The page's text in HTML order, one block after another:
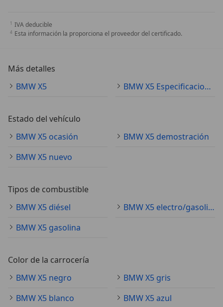
IVA deducible
Esta información la proporciona el proveedor del certificado.
Más detalles
BMW X5
BMW X5 Especificaciones técnicas
Estado del vehículo
BMW X5 ocasión
BMW X5 demostración
BMW X5 nuevo
Tipos de combustible
BMW X5 diésel
BMW X5 electro/gasolina
BMW X5 gasolina
Color de la carrocería
BMW X5 negro
BMW X5 gris
BMW X5 blanco
BMW X5 azul